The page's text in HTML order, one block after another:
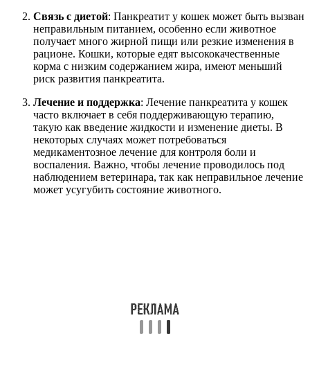
Связь с диетой: Панкреатит у кошек может быть вызван
неправильным питанием, особенно если животное
получает много жирной пищи или резкие изменения в
рационе. Кошки, которые едят высококачественные
корма с низким содержанием жира, имеют меньший
риск развития панкреатита.
Лечение и поддержка: Лечение панкреатита у кошек
часто включает в себя поддерживающую терапию,
такую как введение жидкости и изменение диеты. В
некоторых случаях может потребоваться
медикаментозное лечение для контроля боли и
воспаления. Важно, чтобы лечение проводилось под
наблюдением ветеринара, так как неправильное лечение
может усугубить состояние животного.